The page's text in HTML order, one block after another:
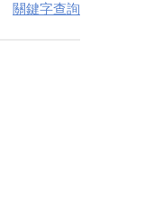
關鍵字查詢